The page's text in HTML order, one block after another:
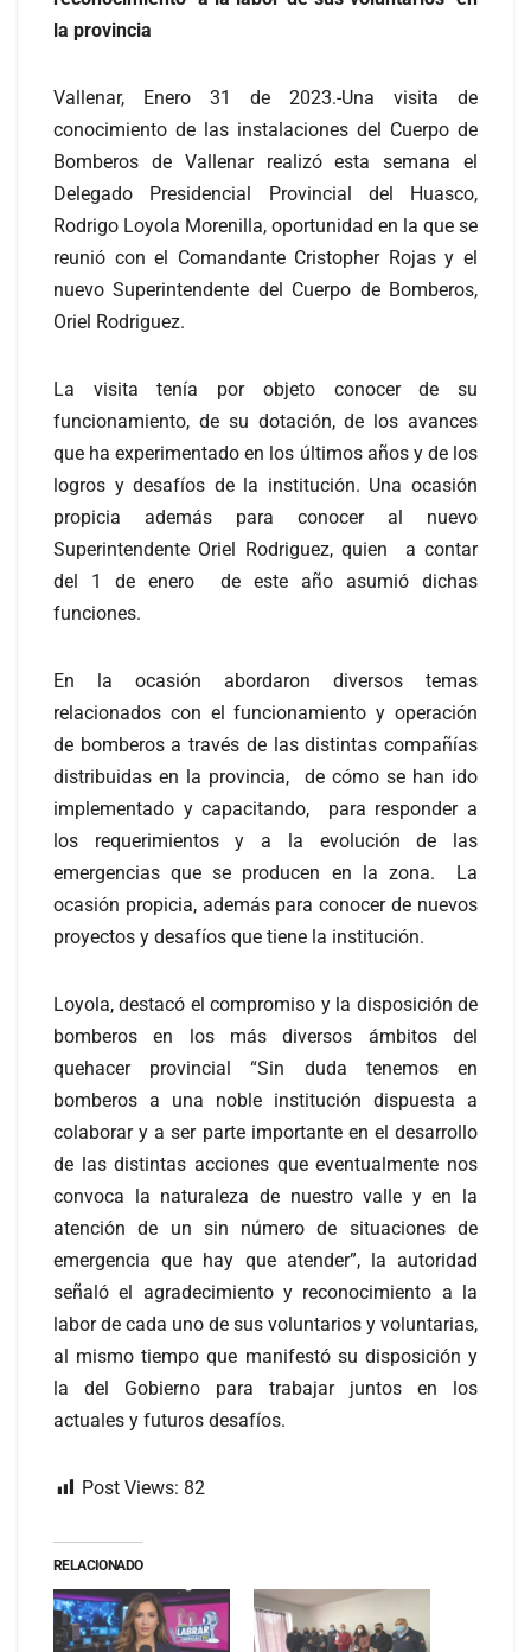
la provincia
Vallenar, Enero 31 de 2023.-Una visita de
conocimiento de las instalaciones del Cuerpo de
Bomberos de Vallenar realizó esta semana el
Delegado Presidencial Provincial del Huasco,
Rodrigo Loyola Morenilla, oportunidad en la que se
reunió con el Comandante Cristopher Rojas y el
nuevo Superintendente del Cuerpo de Bomberos,
Oriel Rodriguez.
La visita tenía por objeto conocer de su
funcionamiento, de su dotación, de los avances
que ha experimentado en los últimos años y de los
logros y desafíos de la institución. Una ocasión
propicia además para conocer al nuevo
Superintendente Oriel Rodriguez, quien a contar
del 1 de enero de este año asumió dichas
funciones.
En la ocasión abordaron diversos temas
relacionados con el funcionamiento y operación
de bomberos a través de las distintas compañías
distribuidas en la provincia, de cómo se han ido
implementado y capacitando, para responder a
los requerimientos y a la evolución de las
emergencias que se producen en la zona. La
ocasión propicia, además para conocer de nuevos
proyectos y desafíos que tiene la institución.
Loyola, destacó el compromiso y la disposición de
bomberos en los más diversos ámbitos del
quehacer provincial “Sin duda tenemos en
bomberos a una noble institución dispuesta a
colaborar y a ser parte importante en el desarrollo
de las distintas acciones que eventualmente nos
convoca la naturaleza de nuestro valle y en la
atención de un sin número de situaciones de
emergencia que hay que atender”, la autoridad
señaló el agradecimiento y reconocimiento a la
labor de cada uno de sus voluntarios y voluntarias,
al mismo tiempo que manifestó su disposición y
la del Gobierno para trabajar juntos en los
actuales y futuros desafíos.
Post Views: 82
RELACIONADO